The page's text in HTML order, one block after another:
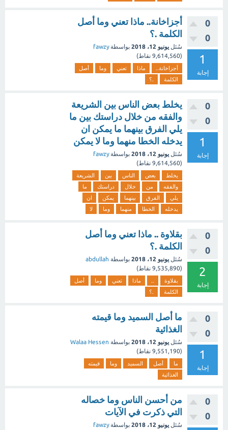
0
0
1
إجابة
أجزاخانة.. ماذا تعني وما أصل
الكلمة .؟
سُئل يونيو 12، 2018 بواسطةfawzy
(
9,614,560 نقاط)
أجزاخانة.. ماذا تعني وما
أصل
الكلمة
.؟
0
0
1
إجابة
يخلط بعض الناس بين الشريعة
والفقه من خلال دراستك بين ما
يلي الفرق بينهما ما يمكن ان
يدخله الخطا منهما وما لا يمكن
سُئل يونيو 12، 2018 بواسطةfawzy
(
9,614,560 نقاط)
يخلط بعض الناس بين
الشريعة
والفقه
من خلال دراستك
ما
يلي
الفرق بينهما يمكن
ان
يدخله
الخطا منهما وما لا
0
0
2
إجابة
بقلاوة .. ماذا تعني وما أصل
الكلمة .؟
سُئل يونيو 12، 2018 بواسطة abdullah
(
9,535,890 نقاط)
بقلاوة .. ماذا تعني وما
أصل
الكلمة
.؟
0
0
1
إجابة
ما أصل السميد وما قيمته
الغذائية
سُئل يونيو 12، 2018 بواسطة Walaa Hessen
(
9,551,190 نقاط)
ما أصل السميد وما
قيمته
الغذائية
0
0
من أحسن الناس وما خصاله
التي ذكرت في الآيات
سُئل يونيو 12، 2018 بواسطةfawzy